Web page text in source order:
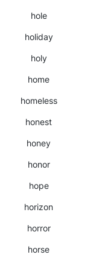
hole
holiday
holy
home
homeless
honest
honey
honor
hope
horizon
horror
horse